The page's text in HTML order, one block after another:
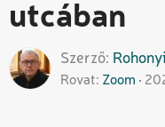
utcában
Szerző
Rovat Zoom